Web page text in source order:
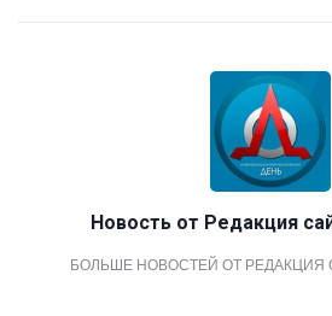
Новость от Редакция
БОЛЬШЕ НОВОСТЕЙ ОТ РЕДАКЦИЯ